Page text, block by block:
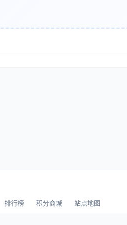
排行榜 积分商城 站点地图